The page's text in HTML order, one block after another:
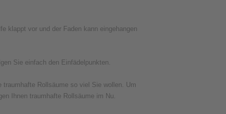
klappt vor und der Faden kann eingehangen
Sie einfach den Einfädelpunkten.
Rollsäume so viel Sie wollen. Um
Ihnen traumhafte Rollsäume im Nu.